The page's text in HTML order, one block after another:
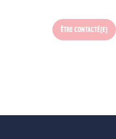
ÊTRE CONTACTÉ(E)